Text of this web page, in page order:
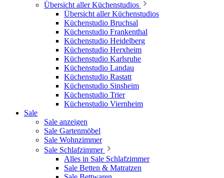
Übersicht aller Küchenstudios
Übersicht aller Küchenstudios
Küchenstudio Bruchsal
Küchenstudio Frankenthal
Küchenstudio Heidelberg
Küchenstudio Herxheim
Küchenstudio Karlsruhe
Küchenstudio Landau
Küchenstudio Rastatt
Küchenstudio Sinsheim
Küchenstudio Trier
Küchenstudio Viernheim
Sale
Sale anzeigen
Sale Gartenmöbel
Sale Wohnzimmer
Sale Schlafzimmer
Alles in Sale Schlafzimmer
Sale Betten & Matratzen